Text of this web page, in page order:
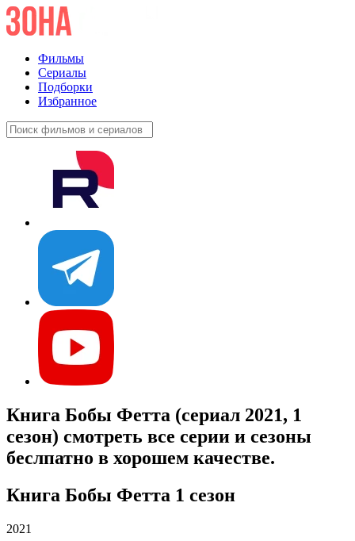
Фильмы
Сериалы
Подборки
Избранное
Книга Бобы Фетта (сериал 2021, 1
сезон) смотреть все серии и сезоны
беслпатно в хорошем качестве.
Книга Бобы Фетта 1 сезон
2021